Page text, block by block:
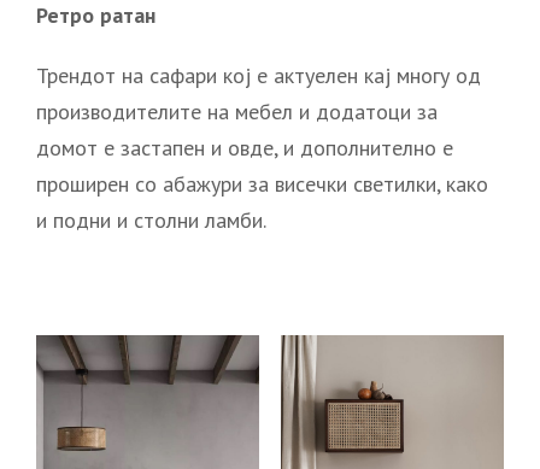
Ретро ратан
Трендот на сафари кој е актуелен кај многу од
производителите на мебел и додатоци за
домот e застапен и овде, и дополнително е
проширен со абажури за висечки светилки, како
и подни и столни ламби.